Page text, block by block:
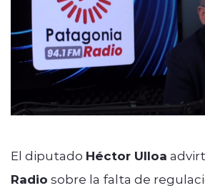
El diputado Héctor Ulloa
Radio sobre la falta de